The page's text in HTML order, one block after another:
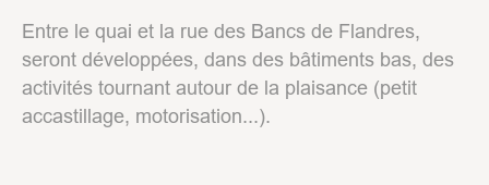
Entre le quai et la rue des Bancs de Flandres,
seront développées, dans des bâtiments bas, des
activités tournant autour de la plaisance (petit
accastillage, motorisation...).